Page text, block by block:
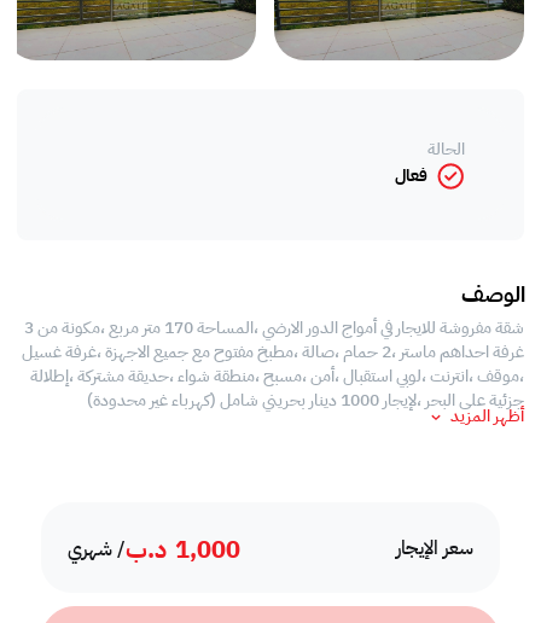
سعر الإيجار 1,000 د.ب/ شهري
الحالة
فعال
الوصف
شقة مفروشة للايجار في أمواج الدور الارضي ،المساحة 170 متر مربع ،مكونة من 3
غرفة احداهم ماستر ،2 حمام ،صالة ،مطبخ مفتوح مع جميع الاجهزة ،غرفة غسيل
،موقف ،انترنت ،لوبي استقبال ،أمن ،مسبح ،منطقة شواء ،حديقة مشتركة ،إطلالة
جزئية على البحر ،لإيجار 1000 دينار بحريني شامل (كهرباء غير محدودة)
أظهر المزيد